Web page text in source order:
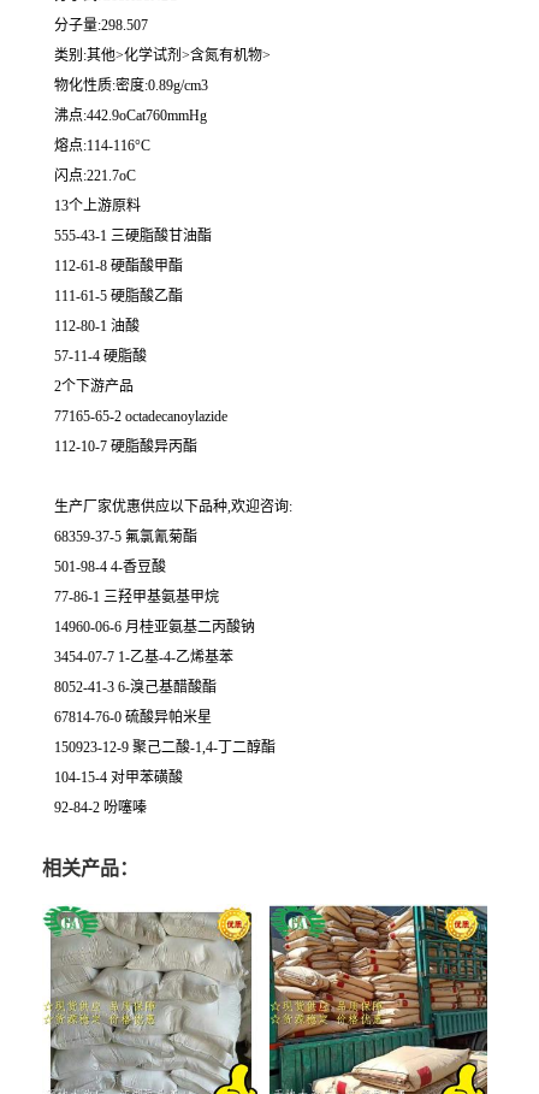
分子量:298.507
类别:其他>化学试剂>含氮有机物>
物化性质:密度:0.89g/cm3
沸点:442.9oCat760mmHg
熔点:114-116°C
闪点:221.7oC
13个上游原料
555-43-1 三硬脂酸甘油酯
112-61-8 硬酯酸甲酯
111-61-5 硬脂酸乙酯
112-80-1 油酸
57-11-4 硬脂酸
2个下游产品
77165-65-2 octadecanoylazide
112-10-7 硬脂酸异丙酯
生产厂家优惠供应以下品种,欢迎咨询:
68359-37-5 氟氯氰菊酯
501-98-4 4-香豆酸
77-86-1 三羟甲基氨基甲烷
14960-06-6 月桂亚氨基二丙酸钠
3454-07-7 1-乙基-4-乙烯基苯
8052-41-3 6-溴己基醋酸酯
67814-76-0 硫酸异帕米星
150923-12-9 聚己二酸-1,4-丁二醇酯
104-15-4 对甲苯磺酸
92-84-2 吩噻嗪
相关产品：